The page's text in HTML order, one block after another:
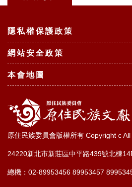
隱私權保護政策
網站安全政策
本會地圖
原住民族委員會版權所有 Copyright c
24220新北市新莊區中平路439號北棟
總機：02-89953456 89953457